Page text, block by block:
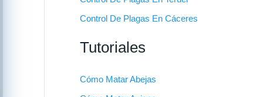
Control De Plagas En Cáceres
Tutoriales
Cómo Matar Abejas